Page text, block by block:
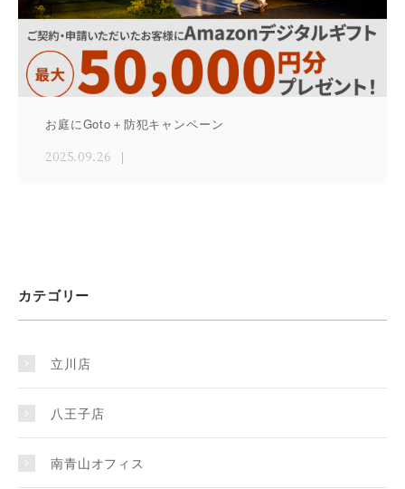
お庭にGoto＋防犯キャンペーン
2025.09.26
カテゴリー
立川店
八王子店
南青山オフィス